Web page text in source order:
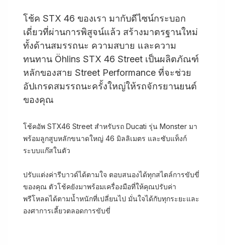
โช้ค STX 46 ของเรา มากับดีไซน์กระบอก
เดี่ยวที่ผ่านการพิสูจน์แล้ว สร้างมาตรฐานใหม่
ทั้งด้านสมรรถนะ ความสบาย และความ
ทนทาน Öhlins STX 46 Street เป็นผลิตภัณฑ์
หลักของสาย Street Performance ที่จะช่วย
อัปเกรดสมรรถนะครั้งใหญ่ให้รถจักรยานยนต์
ของคุณ
โช้คอัพ STX46 Street สำหรับรถ Ducati รุ่น Monster มา
พร้อมลูกสูบหลักขนาดใหญ่ 46 มิลลิเมตร และซับแท็งก์
ระบบแก๊สในตัว
ปรับแต่งค่ารีบาวด์ได้ตามใจ ตอบสนองได้ทุกสไตล์การขับขี่
ของคุณ ตัวโช้คยังมาพร้อมเครื่องมือที่ให้คุณปรับค่า
พรีโหลดได้ตามน้ำหนักที่เปลี่ยนไป มั่นใจได้กับทุกระยะและ
องศาการเลี้ยวตลอดการขับขี่